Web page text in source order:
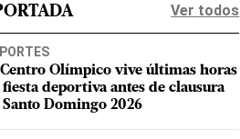
Ver todos
Olímpico vive últimas horas
fiesta deportiva antes de clausura
Santo Domingo 2026